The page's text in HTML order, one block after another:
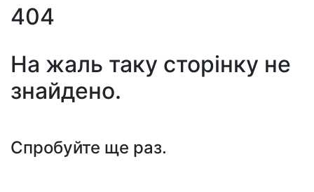
404
На жаль таку сторiнку не
знайдено.
Спробуйте ще раз.